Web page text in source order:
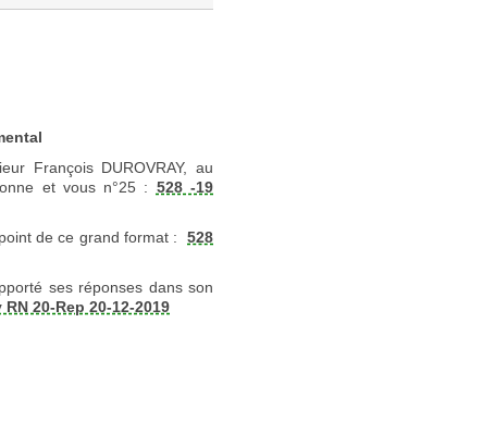
François DUROVRAY, au
et vous n°25 : 528 -19
de ce grand format : 528
ses réponses dans son
20-Rep 20-12-2019